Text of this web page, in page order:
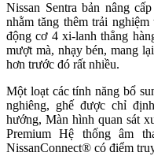
Nissan Sentra bản nâng
nhằm tăng thêm trải
động cơ 4 xi-lanh thẳng
mượt mà, nhạy bén, mang
hơn trước đó rất nhiều.
Một loạt các tính năng bổ
nghiêng, ghế được chỉ
hướng, Màn hình quan sát
Premium Hệ thống âm
NissanConnect® có điểm